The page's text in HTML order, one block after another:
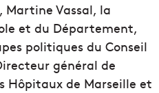
Martine Vassal, la
et du Département,
politiques du Conseil
général de
Hôpitaux de Marseille et